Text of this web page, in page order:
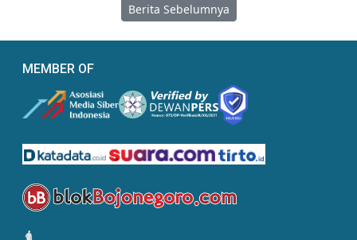
Berita Sebelumnya
MEMBER OF